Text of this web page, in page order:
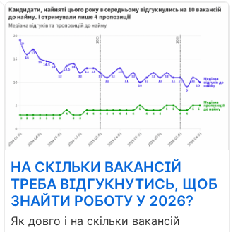
НА СКІЛЬКИ ВАКАНСІЙ
ТРЕБА ВІДГУКНУТИСЬ, ЩОБ
ЗНАЙТИ РОБОТУ У 2026?
Як довго і на скільки вакансій